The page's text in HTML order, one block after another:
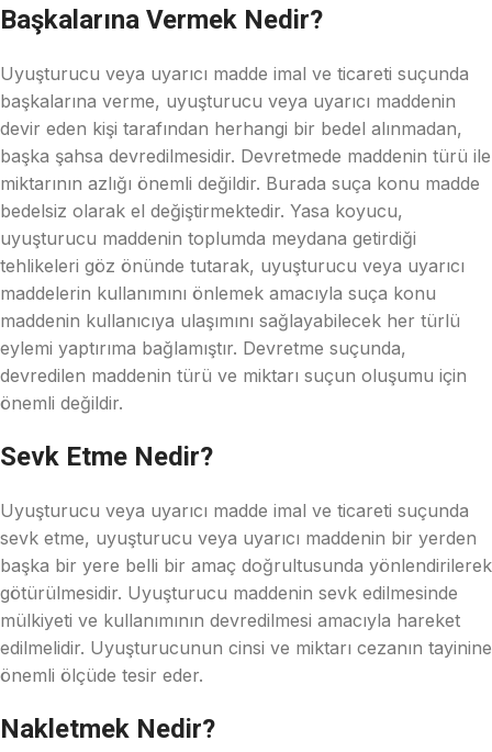
Başkalarına Vermek Nedir?
Uyuşturucu veya uyarıcı madde imal ve ticareti suçunda
başkalarına verme, uyuşturucu veya uyarıcı maddenin
devir eden kişi tarafından herhangi bir bedel alınmadan,
başka şahsa devredilmesidir. Devretmede maddenin türü ile
miktarının azlığı önemli değildir. Burada suça konu madde
bedelsiz olarak el değiştirmektedir. Yasa koyucu,
uyuşturucu maddenin toplumda meydana getirdiği
tehlikeleri göz önünde tutarak, uyuşturucu veya uyarıcı
maddelerin kullanımını önlemek amacıyla suça konu
maddenin kullanıcıya ulaşımını sağlayabilecek her türlü
eylemi yaptırıma bağlamıştır. Devretme suçunda,
devredilen maddenin türü ve miktarı suçun oluşumu için
önemli değildir.
Sevk Etme Nedir?
Uyuşturucu veya uyarıcı madde imal ve ticareti suçunda
sevk etme, uyuşturucu veya uyarıcı maddenin bir yerden
başka bir yere belli bir amaç doğrultusunda yönlendirilerek
götürülmesidir. Uyuşturucu maddenin sevk edilmesinde
mülkiyeti ve kullanımının devredilmesi amacıyla hareket
edilmelidir. Uyuşturucunun cinsi ve miktarı cezanın tayinine
önemli ölçüde tesir eder.
Nakletmek Nedir?